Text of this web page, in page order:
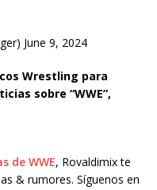
June 9, 2024
Wrestling para
sobre “WWE”,
de WWE, Rovaldimix te
& rumores. Síguenos en